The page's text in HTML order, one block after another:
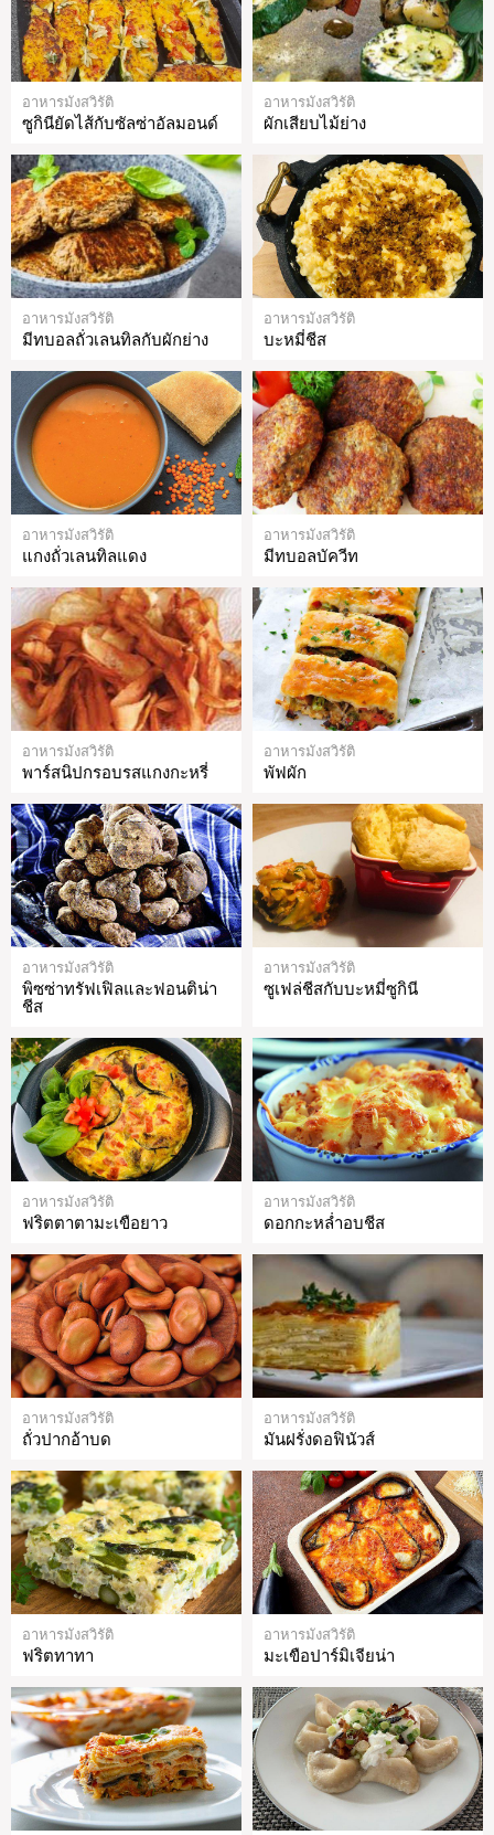
อาหารมังสวิรัติ
ซูกินียัดไส้กับซัลซ่าอัลมอนด์
อาหารมังสวิรัติ
ผักเสียบไม้ย่าง
อาหารมังสวิรัติ
มีทบอลถั่วเลนทิลกับผักย่าง
อาหารมังสวิรัติ
บะหมี่ชีส
อาหารมังสวิรัติ
แกงถั่วเลนทิลแดง
อาหารมังสวิรัติ
มีทบอลบัควีท
อาหารมังสวิรัติ
พาร์สนิปกรอบรสแกงกะหรี่
อาหารมังสวิรัติ
พัฟผัก
อาหารมังสวิรัติ
พิซซ่าทรัฟเฟิลและฟอนติน่า
ชีส
อาหารมังสวิรัติ
ซูเฟล่ชีสกับบะหมี่ซูกินี
อาหารมังสวิรัติ
ฟริตตาตามะเขือยาว
อาหารมังสวิรัติ
ดอกกะหล่ำอบชีส
อาหารมังสวิรัติ
ถั่วปากอ้าบด
อาหารมังสวิรัติ
มันฝรั่งดอฟินัวส์
อาหารมังสวิรัติ
ฟริตทาทา
อาหารมังสวิรัติ
มะเขือปาร์มิเจียน่า